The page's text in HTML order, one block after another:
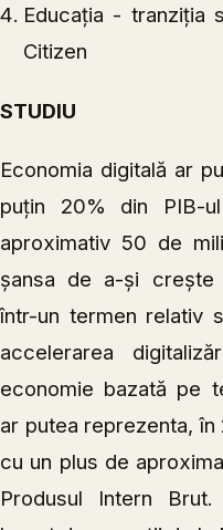
Educaţia - tranziția
Citizen
STUDIU
Economia digitală ar
puţin 20% din PIB-
aproximativ 50 de
şansa de a-şi creşte
într-un termen relativ
accelerarea
economie bazată pe
ar putea reprezenta,
cu un plus de
Produsul Intern